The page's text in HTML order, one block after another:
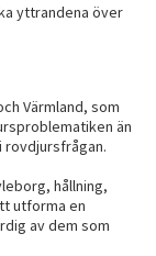
yttrandena över
Värmland, som
än
rovdjursfrågan.
hållning,
utforma en
av dem som